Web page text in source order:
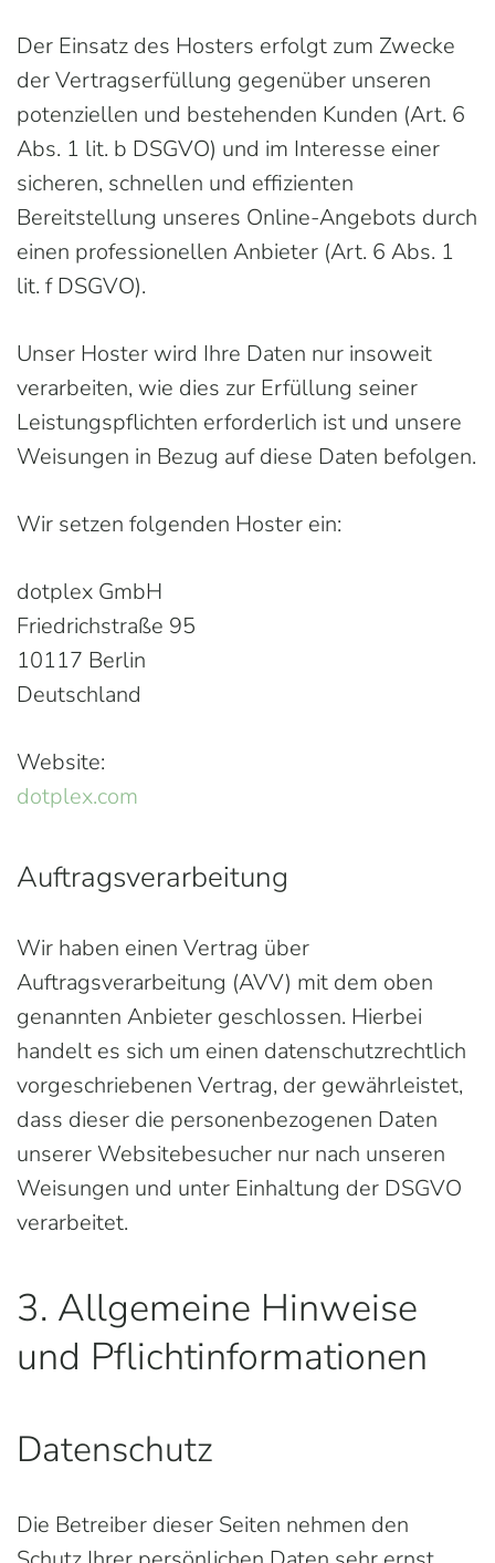
Der Einsatz des Hosters erfolgt zum Zwecke
der Vertragserfüllung gegenüber unseren
potenziellen und bestehenden Kunden (Art. 6
Abs. 1 lit. b DSGVO) und im Interesse einer
sicheren, schnellen und effizienten
Bereitstellung unseres Online-Angebots durch
einen professionellen Anbieter (Art. 6 Abs. 1
lit. f DSGVO).
Unser Hoster wird Ihre Daten nur insoweit
verarbeiten, wie dies zur Erfüllung seiner
Leistungspflichten erforderlich ist und unsere
Weisungen in Bezug auf diese Daten befolgen.
Wir setzen folgenden Hoster ein:
dotplex GmbH
Friedrichstraße 95
10117 Berlin
Deutschland
Website:
dotplex.com
Auftragsverarbeitung
Wir haben einen Vertrag über
Auftragsverarbeitung (AVV) mit dem oben
genannten Anbieter geschlossen. Hierbei
handelt es sich um einen datenschutzrechtlich
vorgeschriebenen Vertrag, der gewährleistet,
dass dieser die personenbezogenen Daten
unserer Websitebesucher nur nach unseren
Weisungen und unter Einhaltung der DSGVO
verarbeitet.
3. Allgemeine Hinweise
und Pflicht­informationen
Datenschutz
Die Betreiber dieser Seiten nehmen den